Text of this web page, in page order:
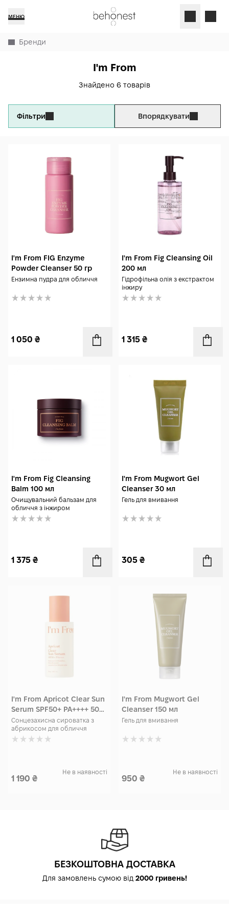
МЕНЮ
Бренди
I'm From
Знайдено 6 товарів
Фільтри Впорядкувати
I'm From FIG Enzyme
Powder Cleanser 50 гр
Ензимна пудра для обличчя
1 050 ₴
I'm From Fig Cleansing Oil
200 мл
Гідрофільна олія з екстрактом
інжиру
1 315 ₴
I'm From Fig Cleansing
Balm 100 мл
Очищувальний бальзам для
обличчя з інжиром
1 375 ₴
I'm From Mugwort Gel
Cleanser 30 мл
Гель для вмивання
305 ₴
I'm From Apricot Clear Sun
Serum SPF50+ PA++++ 50
мл
Сонцезахисна сироватка з
абрикосом для обличчя
1 190 ₴
Не в наявності
I'm From Mugwort Gel
Cleanser 150 мл
Гель для вмивання
950 ₴
Не в наявності
БЕЗКОШТОВНА ДОСТАВКА
Для замовлень сумою від 2000 гривень!